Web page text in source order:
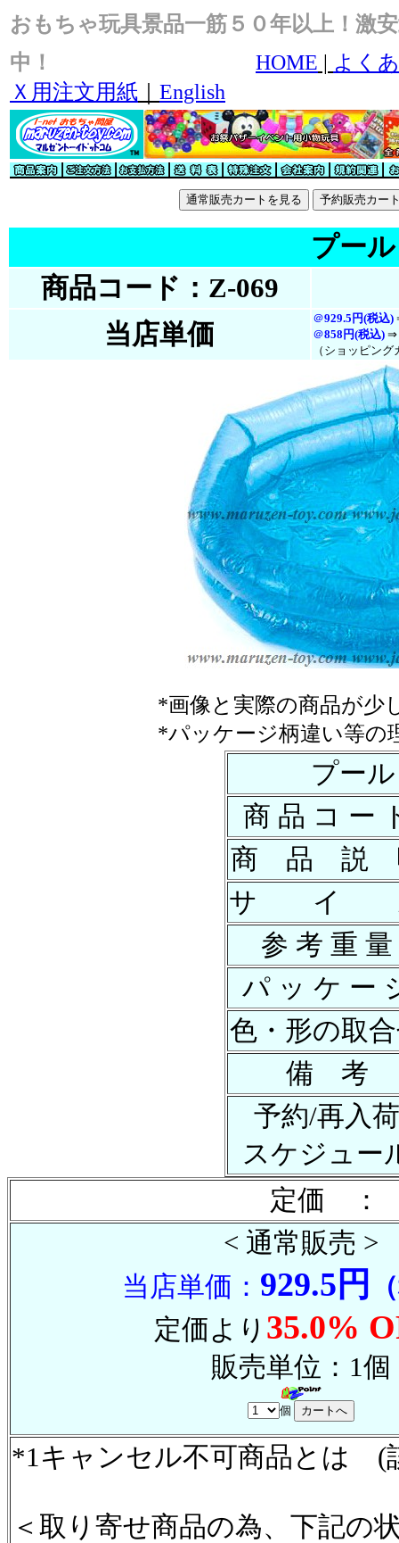
おもちゃ玩具景品一筋５０年以上！激
中！
HOME | よく
Ｘ用注文用紙
English
プー
商品コード：Z-069
当店単価
＠929.5円(税込)
＠858円(税込) ⇒
（ショッピン
*画像と実際の商品が少
*パッケージ柄違い等の
プー
商 品 コ ー
商 品 説
サ イ
参 考 重 量
パ ッ ケ ー
色・形の取
備 考
予約/再入荷
スケジュー
定価 ：
< 通常販売 >
当店単価： 929.5円
定価より 35.0%
販売単位：1個
個
*1キャンセル不可商品とは (
＜取り寄せ商品の為、下記の